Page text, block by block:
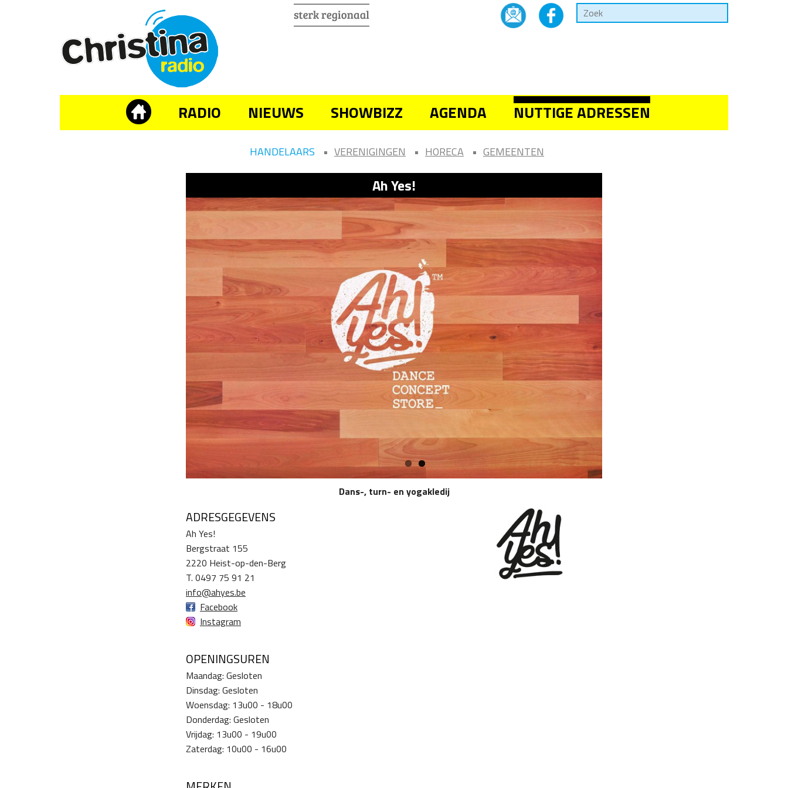
RADIO NIEUWS SHOWBIZZ AGENDA NUTTIGE ADRESSEN
HANDELAARS VERENIGINGEN HORECA GEMEENTEN
Ah Yes!
Dans-, turn- en yogakledij
ADRESGEGEVENS
Ah Yes!
Bergstraat 155
2220 Heist-op-den-Berg
T. 0497 75 91 21
info@ahyes.be
Facebook
Instagram
OPENINGSUREN
Maandag: Gesloten
Dinsdag: Gesloten
Woensdag: 13u00 - 18u00
Donderdag: Gesloten
Vrijdag: 13u00 - 19u00
Zaterdag: 10u00 - 16u00